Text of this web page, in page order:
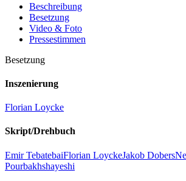
Beschreibung
Besetzung
Video & Foto
Pressestimmen
Besetzung
Inszenierung
Florian Loycke
Skript/Drehbuch
Emir TebatebaiFlorian LoyckeJakob Dobers
Pourbakhshayeshi